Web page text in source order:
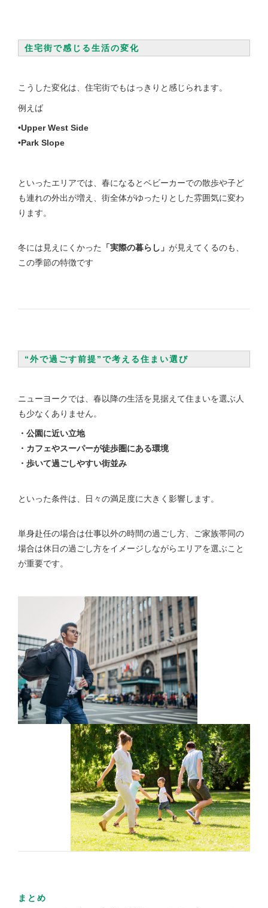
住宅街で感じる生活の変化
こうした変化は、住宅街でもはっきりと感じられます。
例えば
•Upper West Side
•Park Slope
といったエリアでは、春になるとベビーカーでの散歩や子ど
も連れの外出が増え、街全体がゆったりとした雰囲気に変わ
ります。
冬には見えにくかった 「実際の暮らし」 が見えてくるのも、
この季節の特徴です
“外で過ごす前提”で考える住まい選び
ニューヨークでは、春以降の生活を見据えて住まいを選ぶ人
も少なくありません。
・公園に近い立地
・カフェやスーパーが徒歩圏にある環境
・歩いて過ごしやすい街並み
といった条件は、日々の満足度に大きく影響します。
単身赴任の場合は仕事以外の時間の過ごし方、ご家族帯同の
場合は休日の過ごし方をイメージしながらエリアを選ぶこと
が重要です。
まとめ